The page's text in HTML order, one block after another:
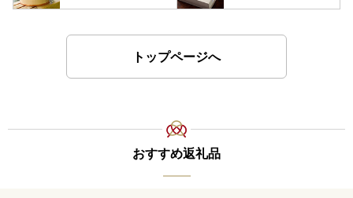
トップページへ
おすすめ返礼品